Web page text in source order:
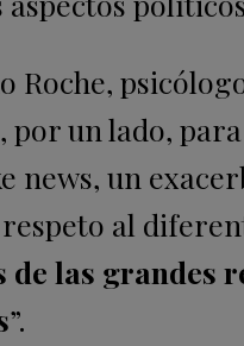
Roche,
por un lado,
news, un
al
de las grandes
”.